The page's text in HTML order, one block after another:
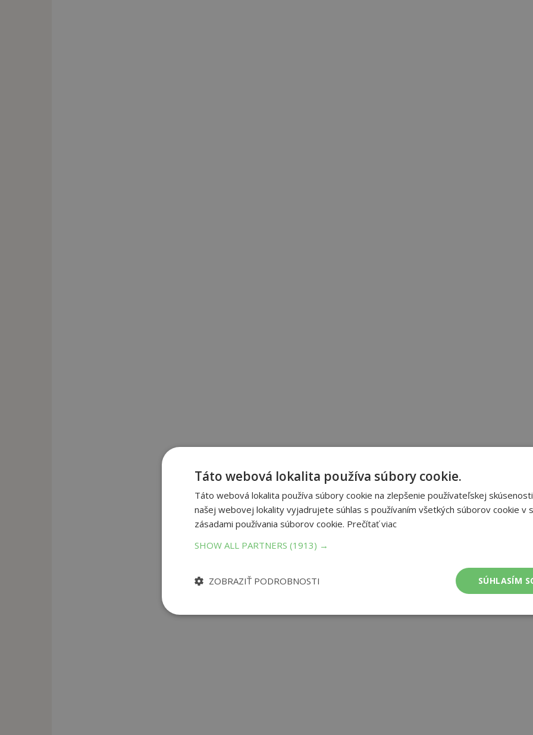
Táto webová lokalita používa súbory cookie.
Táto webová lokalita používa súbory cookie na zlepšenie používateľskej
našej webovej lokality vyjadrujete súhlas s používaním všetkých súborov cookie v
zásadami používania súborov cookie. Prečítať viac
SHOW ALL PARTNERS (1913) →
SÚHLASÍM
ZOBRAZIŤ PODROBNOSTI